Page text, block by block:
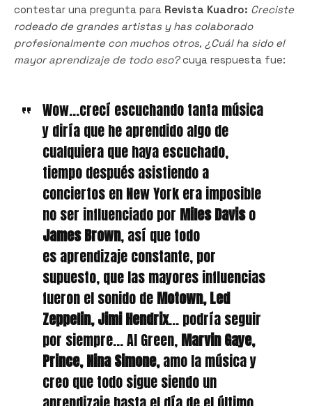
contestar una pregunta para Revista Kuadro: Creciste
rodeado de grandes artistas y has colaborado
profesionalmente con muchos otros, ¿Cuál ha sido el
mayor aprendizaje de todo eso?cuya respuesta fue:
Wow…crecí escuchando tanta música
y diría que he aprendido algo de
cualquiera que haya escuchado,
tiempo después asistiendo a
conciertos en New York era imposible
no ser influenciado por Miles Daviso
James Brown, así que todo
es aprendizaje constante, por
supuesto, que las mayores influencias
fueron el sonido deMotown, Led
Zeppelin, Jimi Hendrix… podría seguir
por siempre… Al Green,Marvin Gaye,
Prince, Nina Simone,amo la música y
creo que todo sigue siendo un